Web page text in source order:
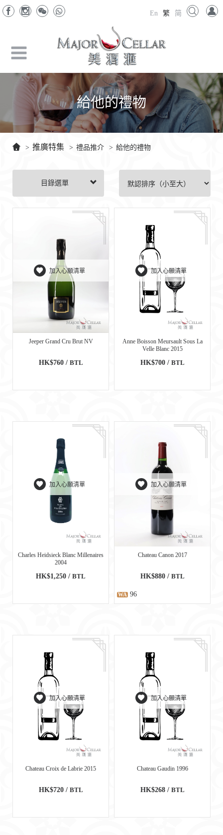
En 繁 简
給他的禮物
> 推廣特集 > 禮品推介 > 給他的禮物
目錄選單
加入心願清單
Jeeper Grand Cru Brut NV
HK$760 / BTL
加入心願清單
Anne Boisson Meursault Sous La
Velle Blanc 2015
HK$700 / BTL
加入心願清單
Charles Heidsieck Blanc Millenaires
2004
HK$1,250 / BTL
加入心願清單
Chateau Canon 2017
HK$880 / BTL
WA 96
加入心願清單
Chateau Croix de Labrie 2015
HK$720 / BTL
加入心願清單
Chateau Gaudin 1996
HK$268 / BTL